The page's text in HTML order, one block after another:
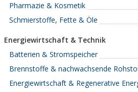
Pharmazie & Kosmetik
Schmierstoffe, Fette & Öle
Energiewirtschaft & Technik
Batterien & Stromspeicher
Brennstoffe & nachwachsende
Energiewirtschaft & Regenerative